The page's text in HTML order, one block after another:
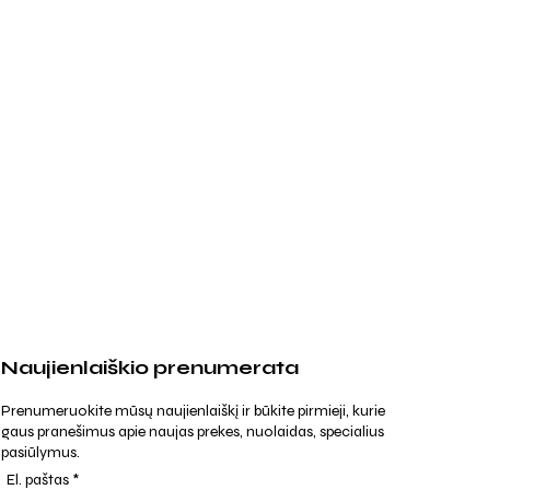
Naujienlaiškio prenumerata
Prenumeruokite mūsų naujienlaiškį ir būkite pirmieji, kurie
gaus pranešimus apie naujas prekes, nuolaidas, specialius
pasiūlymus.
El. paštas